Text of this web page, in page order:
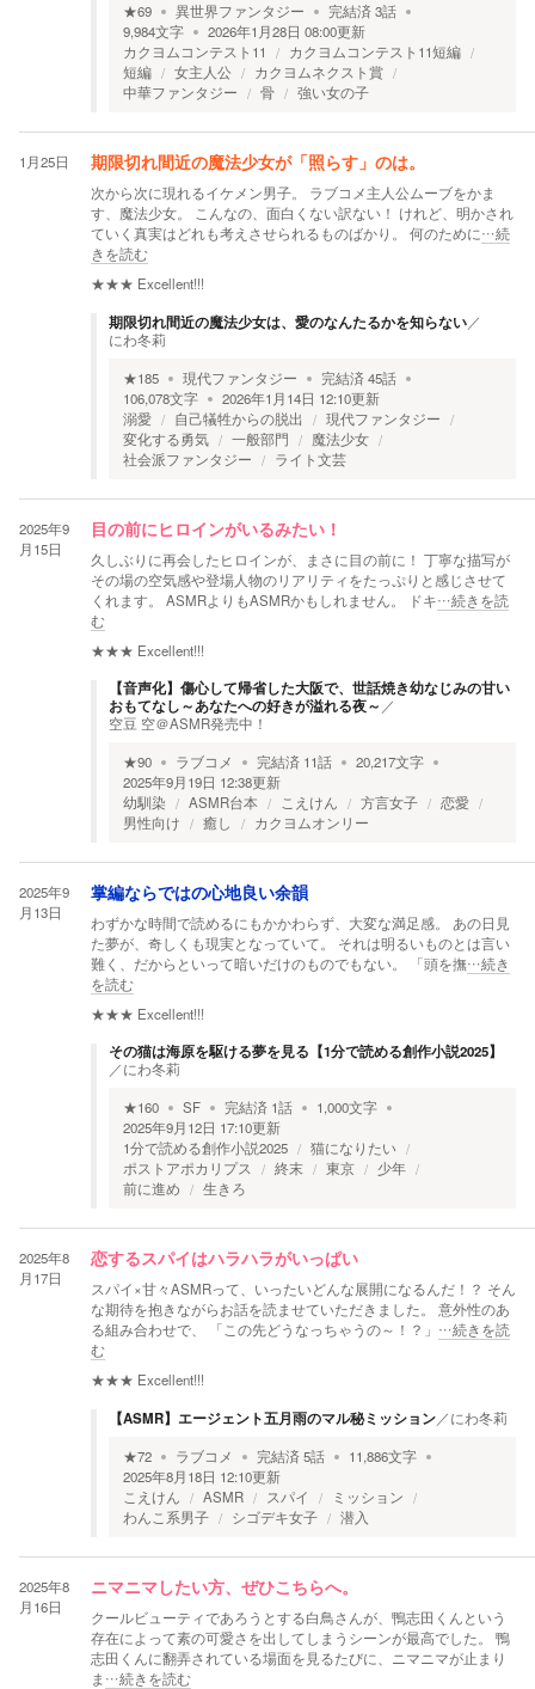
★69 異世界ファンタジー 完結済3話
9,984文字 2026年1月28日 08:00更新
カクヨムコンテスト11
カクヨムコンテスト11短編
短編
女主人公
カクヨムネクスト賞
中華ファンタジー
骨 強い女の子
1月25日 期限切れ間近の魔法少女が「照らす」のは。
次から次に現れるイケメン男子。 ラブコメ主人公ムーブをかま
す、魔法少女。 こんなの、面白くない訳ない！ けれど、明かされ
ていく真実はどれも考えさせられるものばかり。 何のために…続
きを読む
★★★ Excellent!!!
期限切れ間近の魔法少女は、愛のなんたるかを知らない／
にわ冬莉
★185 現代ファンタジー 完結済45話
106,078文字 2026年1月14日 12:10更新
溺愛
自己犠牲からの脱出
現代ファンタジー
変化する勇気
一般部門
魔法少女
社会派ファンタジー
ライト文芸
2025年9
月15日
目の前にヒロインがいるみたい！
久しぶりに再会したヒロインが、まさに目の前に！ 丁寧な描写が
その場の空気感や登場人物のリアリティをたっぷりと感じさせて
くれます。 ASMRよりもASMRかもしれません。 ドキ…続きを読
む
★★★ Excellent!!!
【音声化】傷心して帰省した大阪で、世話焼き幼なじみの甘い
おもてなし～あなたへの好きが溢れる夜～ ／
空豆 空＠ASMR発売中！
★90 ラブコメ 完結済 11話 20,217文字
2025年9月19日 12:38更新
幼馴染
ASMR台本 こえけん 方言女子
恋愛
男性向け
癒し カクヨムオンリー
2025年9
月13日
掌編ならではの心地良い余韻
わずかな時間で読めるにもかかわらず、大変な満足感。 あの日見
た夢が、奇しくも現実となっていて。 それは明るいものとは言い
難く、だからといって暗いだけのものでもない。 「頭を撫…続き
を読む
★★★ Excellent!!!
その猫は海原を駆ける夢を見る【1分で読める創作小説2025】
／にわ冬莉
★160 SF 完結済 1話 1,000文字
2025年9月12日 17:10更新
1分で読める創作小説2025
猫になりたい
ポストアポカリプス
終末 東京
少年
前に進め
生きろ
2025年8
月17日
恋するスパイはハラハラがいっぱい
スパイ×甘々ASMRって、いったいどんな展開になるんだ！？ そん
な期待を抱きながらお話を読ませていただきました。 意外性のあ
る組み合わせで、 「この先どうなっちゃうの～！？」 …続きを読
む
★★★ Excellent!!!
【ASMR】エージェント五月雨のマル秘ミッション／にわ冬莉
★72 ラブコメ 完結済5話 11,886文字
2025年8月18日 12:10更新
こえけん
ASMR スパイ
ミッション
わんこ系男子
シゴデキ女子 潜入
2025年8
月16日
ニマニマしたい方、ぜひこちらへ。
クールビューティであろうとする白鳥さんが、鴨志田くんという
存在によって素の可愛さを出してしまうシーンが最高でした。 鴨
志田くんに翻弄されている場面を見るたびに、ニマニマが止まり
ま …続きを読む